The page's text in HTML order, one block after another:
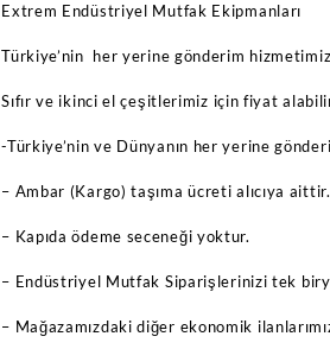
Extrem Endüstriyel Mutfak Ekipmanları
Türkiye’nin her yerine gönderim hizmetimiz
Sıfır ve ikinci el çeşitlerimiz için fiyat
-Türkiye’nin ve Dünyanın her yerine
– Ambar (Kargo) taşıma ücreti alıcıya aittir.
– Kapıda ödeme seceneği yoktur.
– Endüstriyel Mutfak Siparişlerinizi tek
– Mağazamızdaki diğer ekonomik